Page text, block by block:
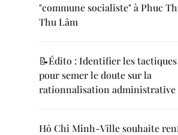
"commune socialiste" à Phuc
Thu Lâm
📝Édito : Identifier les
pour semer le doute sur la
rationnalisation administrative
Hô Chi Minh-Ville souhaite